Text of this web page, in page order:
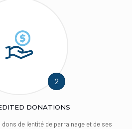
2
DONATIONS
de l'entité de parrainage et de ses